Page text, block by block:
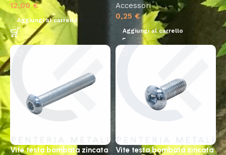
12,00€
Aggiungi al carrello
Accessori
0,25 €
Aggiungi al carrello
Vite testa bombata zincata
Vite testa bombata zincata